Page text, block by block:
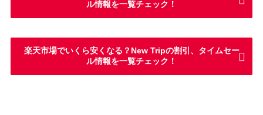
ル情報を一覧チェック！
楽天市場でいくら安くなる？New Tripの割引、タイムセー
ル情報を一覧チェック！